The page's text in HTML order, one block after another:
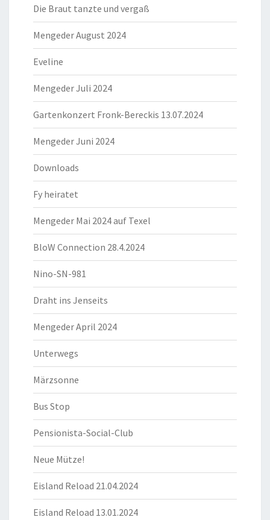
Die Braut tanzte und vergaß
Mengeder August 2024
Eveline
Mengeder Juli 2024
Gartenkonzert Fronk-Bereckis 13.07.2024
Mengeder Juni 2024
Downloads
Fy heiratet
Mengeder Mai 2024 auf Texel
BloW Connection 28.4.2024
Nino-SN-981
Draht ins Jenseits
Mengeder April 2024
Unterwegs
Märzsonne
Bus Stop
Pensionista-Social-Club
Neue Mütze!
Eisland Reload 21.04.2024
Eisland Reload 13.01.2024